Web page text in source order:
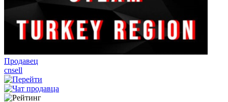
Продавец
cnsell